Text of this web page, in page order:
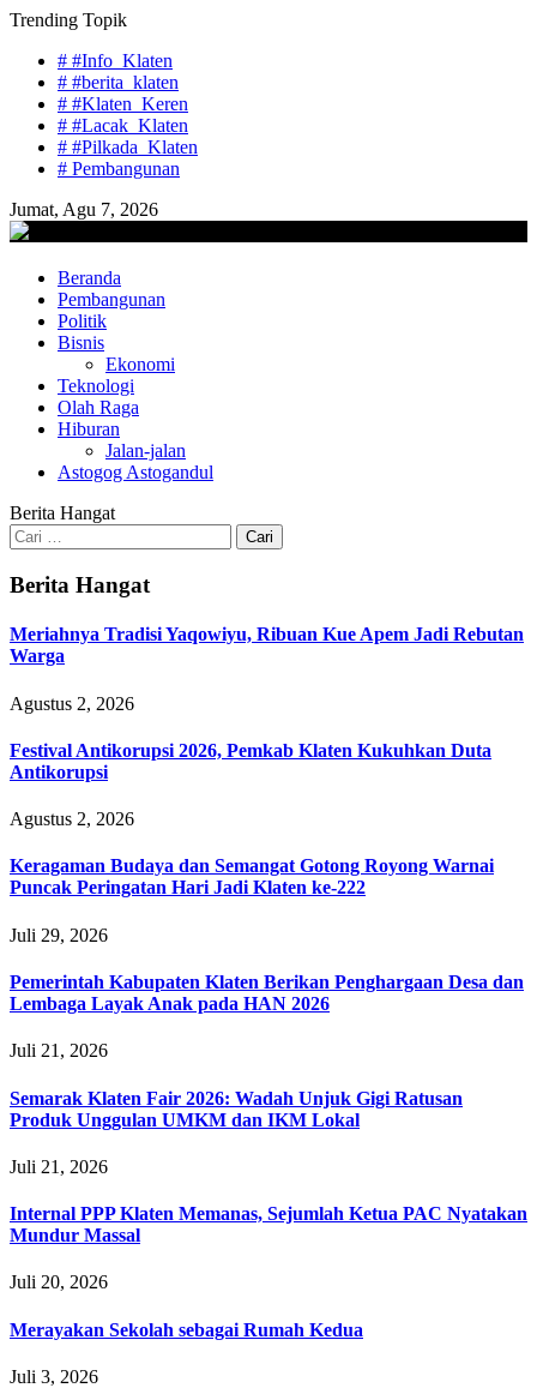
Skip
content
Trending Topik
# #Info_Klaten
# #berita_klaten
# #Klaten_Keren
# #Lacak_Klaten
# #Pilkada_Klaten
# Pembangunan
Jumat, Agu 7, 2026
lacaknews.com
Lacak Gaya Baru
Beranda
Pembangunan
Politik
Bisnis
Ekonomi
Teknologi
Olah Raga
Hiburan
Jalan-jalan
Astogog Astogandul
Berita Hangat
Cari
untuk:
Berita Hangat
Meriahnya Tradisi Yaqowiyu, Ribuan Kue Apem Jadi Rebutan
Warga
Agustus 2, 2026
Festival Antikorupsi 2026, Pemkab Klaten Kukuhkan Duta
Antikorupsi
Agustus 2, 2026
Keragaman Budaya dan Semangat Gotong Royong Warnai
Puncak Peringatan Hari Jadi Klaten ke-222
Juli 29, 2026
Pemerintah Kabupaten Klaten Berikan Penghargaan Desa dan
Lembaga Layak Anak pada HAN 2026
Juli 21, 2026
Semarak Klaten Fair 2026: Wadah Unjuk Gigi Ratusan
Produk Unggulan UMKM dan IKM Lokal
Juli 21, 2026
Internal PPP Klaten Memanas, Sejumlah Ketua PAC Nyatakan
Mundur Massal
Juli 20, 2026
Merayakan Sekolah sebagai Rumah Kedua
Juli 3, 2026